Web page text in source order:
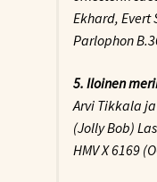
Ekhard, Evert
Parlophon
5. Iloinen
Arvi Tikkala ja
(Jolly Bob)
HMV X 6169